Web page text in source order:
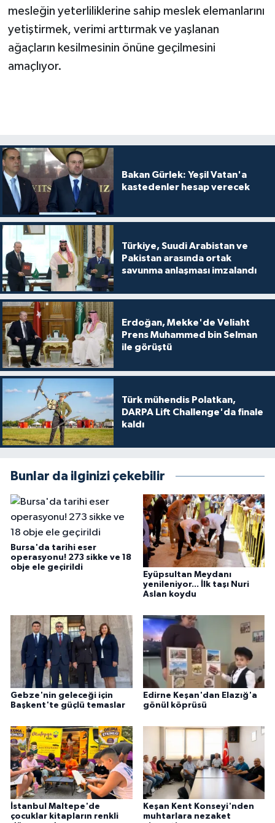
mesleğin yeterliliklerine sahip meslek elemanlarını
yetiştirmek, verimi arttırmak ve yaşlanan
ağaçların kesilmesinin önüne geçilmesini
amaçlıyor.
Bakan Gürlek: Yeşil Vatan'a
kastedenler hesap verecek
Türkiye, Suudi Arabistan ve
Pakistan arasında ortak
savunma anlaşması imzalandı
Erdoğan, Mekke'de Veliaht
Prens Muhammed bin Selman
ile görüştü
Türk mühendis Polatkan,
DARPA Lift Challenge'da finale
kaldı
Bunlar da ilginizi çekebilir
Bursa'da tarihi eser
operasyonu! 273 sikke ve 18
obje ele geçirildi
Eyüpsultan Meydanı
yenileniyor... İlk taşı Nuri
Aslan koydu
Gebze'nin geleceği için
Başkent'te güçlü temaslar
Edirne Keşan'dan Elazığ'a
gönül köprüsü
İstanbul Maltepe'de
çocuklar kitapların renkli
Keşan Kent Konseyi'nden
muhtarlara nezaket